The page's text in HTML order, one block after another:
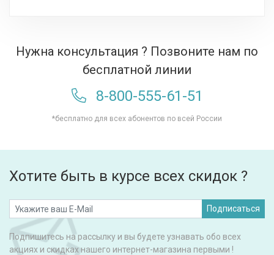
Нужна консультация ? Позвоните нам по
бесплатной линии
8-800-555-61-51
*бесплатно для всех абонентов по всей России
Хотите быть в курсе всех скидок ?
Подписаться
Подпишитесь на рассылку и вы будете узнавать обо всех
акциях и скидках нашего интернет-магазина первыми !